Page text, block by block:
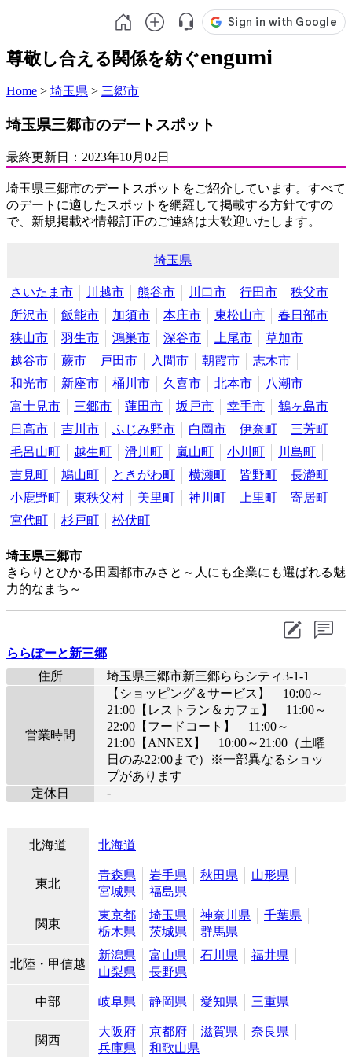
尊敬し合える関係を紡ぐengumi
Home > 埼玉県 > 三郷市
埼玉県三郷市のデートスポット
最終更新日： 2023年10月02日
埼玉県三郷市のデートスポットをご紹介しています。すべて
のデートに適したスポットを網羅して掲載する方針ですの
で、新規掲載や情報訂正のご連絡は大歓迎いたします。
埼玉県
さいたま市 川越市 熊谷市 川口市 行田市
秩父市
所沢市
飯能市 加須市 本庄市 東松山市
春日部市
狭山市
羽生市 鴻巣市 深谷市 上尾市
草加市
越谷市
蕨市 戸田市 入間市 朝霞市
志木市
和光市
新座市 桶川市 久喜市 北本市
八潮市
富士見市
三郷市 蓮田市 坂戸市 幸手市
鶴ヶ島市
日高市
吉川市 ふじみ野市 白岡市 伊奈町
三芳町
毛呂山町
越生町 滑川町 嵐山町 小川町
川島町
吉見町
鳩山町 ときがわ町 横瀬町 皆野町
長瀞町
小鹿野町
東秩父村 美里町 神川町 上里町
寄居町
宮代町
杉戸町 松伏町
埼玉県三郷市
きらりとひかる田園都市みさと～人にも企業にも選ばれる魅
力的なまち～
ららぽーと新三郷
住所
埼玉県三郷市新三郷ららシティ3-1-1
営業時間
【ショッピング＆サービス】 10:00～
21:00【レストラン＆カフェ】 11:00～
22:00【フードコート】 11:00～
21:00【ANNEX】 10:00～21:00（土曜
日のみ22:00まで）※一部異なるショッ
プがあります
定休日
-
北海道 北海道
東北
青森県 岩手県 秋田県
山形県
宮城県
福島県
関東
東京都 埼玉県 神奈川県
千葉県
栃木県
茨城県 群馬県
北陸・甲信越
新潟県 富山県 石川県
福井県
山梨県
長野県
中部 岐阜県 静岡県 愛知県 三重県
関西
大阪府 京都府 滋賀県
奈良県
兵庫県
和歌山県